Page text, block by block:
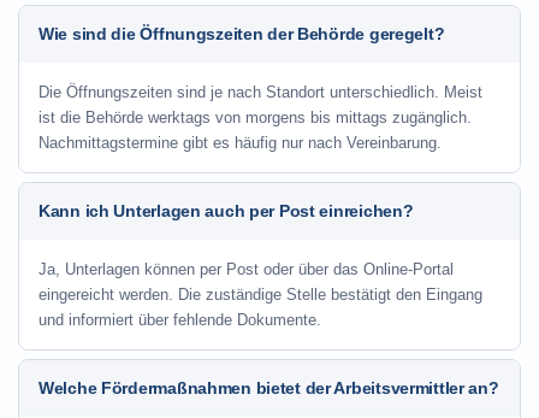
Wie sind die Öffnungszeiten der Behörde geregelt?
Die Öffnungszeiten sind je nach Standort unterschiedlich. Meist
ist die Behörde werktags von morgens bis mittags zugänglich.
Nachmittagstermine gibt es häufig nur nach Vereinbarung.
Kann ich Unterlagen auch per Post einreichen?
Ja, Unterlagen können per Post oder über das Online-Portal
eingereicht werden. Die zuständige Stelle bestätigt den Eingang
und informiert über fehlende Dokumente.
Welche Fördermaßnahmen bietet der Arbeitsvermittler an?